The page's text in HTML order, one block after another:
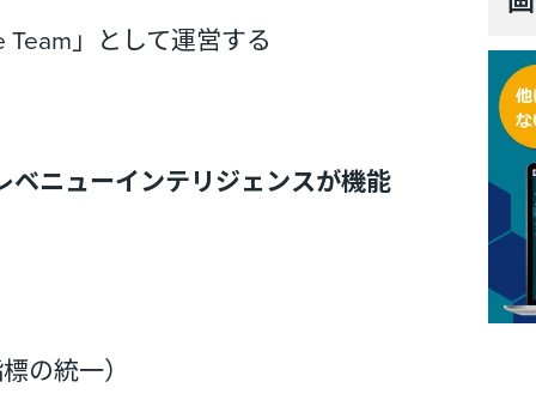
」として運営する
ベニューインテリジェンスが機能
の統一）